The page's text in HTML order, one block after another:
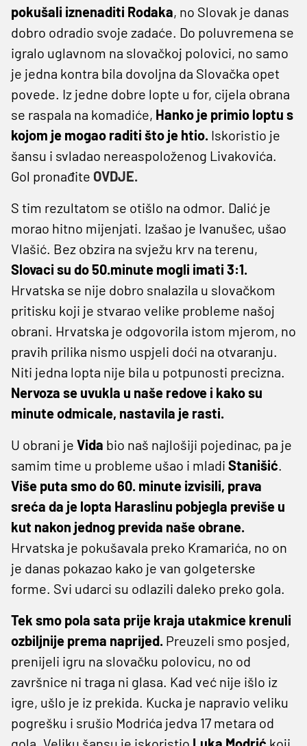
pokušali iznenaditi Rodaka, no Slovak je danas
dobro odradio svoje zadaće. Do poluvremena se
igralo uglavnom na slovačkoj polovici, no samo
je jedna kontra bila dovoljna da Slovačka opet
povede. Iz jedne dobre lopte u for, cijela obrana
se raspala na komadiće, Hanko je primio loptu s
kojom je mogao raditi što je htio. Iskoristio je
šansu i svladao nereaspoloženog Livakovića.
Gol pronađite OVDJE.
S tim rezultatom se otišlo na odmor. Dalić je
morao hitno mijenjati. Izašao je Ivanušec, ušao
Vlašić. Bez obzira na svježu krv na terenu,
Slovaci su do 50.minute mogli imati 3:1.
Hrvatska se nije dobro snalazila u slovačkom
pritisku koji je stvarao velike probleme našoj
obrani. Hrvatska je odgovorila istom mjerom, no
pravih prilika nismo uspjeli doći na otvaranju.
Niti jedna lopta nije bila u potpunosti precizna.
Nervoza se uvukla u naše redove i kako su
minute odmicale, nastavila je rasti.
U obrani je Vida bio naš najlošiji pojedinac, pa je
samim time u probleme ušao i mladi Stanišić.
Više puta smo do 60. minute izvisili, prava
sreća da je lopta Haraslinu pobjegla previše u
kut nakon jednog previda naše obrane.
Hrvatska je pokušavala preko Kramarića, no on
je danas pokazao kako je van golgeterske
forme. Svi udarci su odlazili daleko preko gola.
Tek smo pola sata prije kraja utakmice krenuli
ozbiljnije prema naprijed. Preuzeli smo posjed,
prenijeli igru na slovačku polovicu, no od
završnice ni traga ni glasa. Kad već nije išlo iz
igre, ušlo je iz prekida. Kucka je napravio veliku
pogrešku i srušio Modrića jedva 17 metara od